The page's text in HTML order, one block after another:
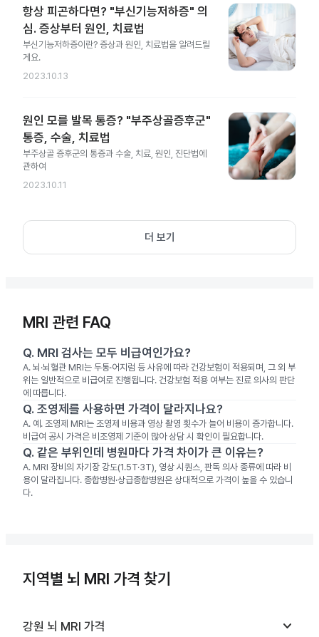
항상 피곤하다면? "부신기능저하증" 의
심. 증상부터 원인, 치료법
부신기능저하증이란? 증상과 원인, 치료법을 알려드릴
게요.
2023.10.13
원인 모를 발목 통증? "부주상골증후군"
통증, 수술, 치료법
부주상골 증후군의 통증과 수술, 치료, 원인, 진단법에
관하여
2023.10.11
더 보기
MRI 관련 FAQ
Q. MRI 검사는 모두 비급여인가요?
A. 뇌·뇌혈관 MRI는 두통·어지럼 등 사유에 따라 건강보험이 적용되며, 그 외 부
위는 일반적으로 비급여로 진행됩니다. 건강보험 적용 여부는 진료 의사의 판단
에 따릅니다.
Q. 조영제를 사용하면 가격이 달라지나요?
A. 예. 조영제 MRI는 조영제 비용과 영상 촬영 횟수가 늘어 비용이 증가합니다.
비급여 공시 가격은 비조영제 기준이 많아 상담 시 확인이 필요합니다.
Q. 같은 부위인데 병원마다 가격 차이가 큰 이유는?
A. MRI 장비의 자기장 강도(1.5T·3T), 영상 시퀀스, 판독 의사 종류에 따라 비
용이 달라집니다. 종합병원·상급종합병원은 상대적으로 가격이 높을 수 있습니
다.
지역별 뇌 MRI 가격 찾기
강원 뇌 MRI 가격 keyboard_arrow_down